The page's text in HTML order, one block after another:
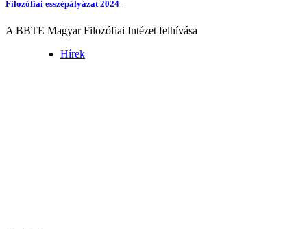
Filozófiai esszépályázat 2024
A BBTE Magyar Filozófiai Intézet felhívása
Hírek